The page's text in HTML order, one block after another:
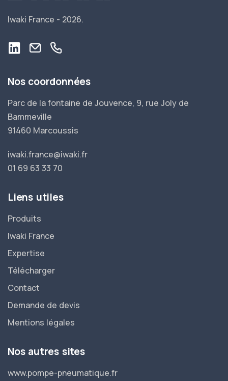
Iwaki France - 2026.
Nos coordonnées
Parc de la fontaine de Jouvence, 9, rue Joly de
Bammeville
91460 Marcoussis
iwaki.france@iwaki.fr
01 69 63 33 70
Liens utiles
Produits
Iwaki France
Expertise
Télécharger
Contact
Demande de devis
Mentions légales
Nos autres sites
www.pompe-pneumatique.fr